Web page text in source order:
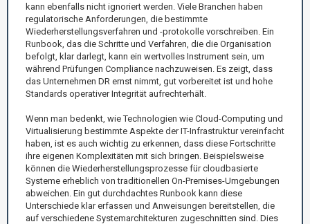
kann ebenfalls nicht ignoriert werden. Viele Branchen haben
regulatorische Anforderungen, die bestimmte
Wiederherstellungsverfahren und -protokolle vorschreiben. Ein
Runbook, das die Schritte und Verfahren, die die Organisation
befolgt, klar darlegt, kann ein wertvolles Instrument sein, um
während Prüfungen Compliance nachzuweisen. Es zeigt, dass
das Unternehmen DR ernst nimmt, gut vorbereitet ist und hohe
Standards operativer Integrität aufrechterhält.
Wenn man bedenkt, wie Technologien wie Cloud-Computing und
Virtualisierung bestimmte Aspekte der IT-Infrastruktur vereinfacht
haben, ist es auch wichtig zu erkennen, dass diese Fortschritte
ihre eigenen Komplexitäten mit sich bringen. Beispielsweise
können die Wiederherstellungsprozesse für cloudbasierte
Systeme erheblich von traditionellen On-Premises-Umgebungen
abweichen. Ein gut durchdachtes Runbook kann diese
Unterschiede klar erfassen und Anweisungen bereitstellen, die
auf verschiedene Systemarchitekturen zugeschnitten sind. Dies